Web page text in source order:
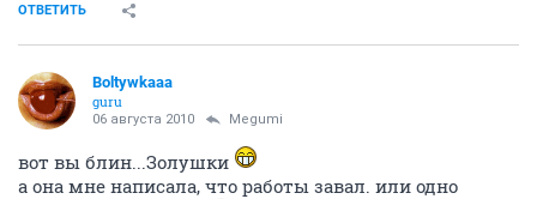
ОТВЕТИТЬ
Boltywkaaa
guru
06 августа 2010 Megumi
вот вы блин...Золушки
а она мне написала, что работы завал. или одно